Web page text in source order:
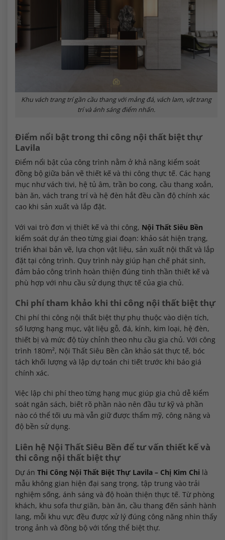
Khu vách trang trí gần cầu thang với mảng đá, vách lam, vật trang
trí và ánh sáng điểm nhấn.
Điểm nổi bật trong thi công nội thất biệt thự
Lavila
Điểm nổi bật của công trình nằm ở khả năng kiểm soát
đồng bộ giữa bản vẽ thiết kế và thi công thực tế. Các hạng
mục như vách tivi, hệ tủ âm, trần bo cong, cầu thang xoắn,
bàn ăn, vách trang trí và hệ đèn hắt đều cần độ chính xác
cao khi sản xuất và lắp đặt.
Với vai trò đơn vị thiết kế và thi công, Nội Thất Siêu Bền
kiểm soát dự án theo từng giai đoạn: khảo sát hiện trạng,
triển khai bản vẽ, lựa chọn vật liệu, sản xuất nội thất và lắp
đặt tại công trình. Quy trình này giúp hạn chế phát sinh,
đảm bảo công trình hoàn thiện đúng tinh thần thiết kế và
phù hợp với nhu cầu sử dụng thực tế của gia chủ.
Chi phí tham khảo khi thi công nội thất biệt thự
Chi phí thi công nội thất biệt thự phụ thuộc vào diện tích,
số lượng hạng mục, vật liệu gỗ, đá, kính, kim loại, hệ đèn,
thiết bị và mức độ tùy chỉnh theo nhu cầu gia chủ. Với công
trình 180m², Nội Thất Siêu Bền cần khảo sát thực tế, bóc
tách khối lượng và lập dự toán chi tiết trước khi báo giá
chính xác.
Việc lập chi phí theo từng hạng mục giúp gia chủ dễ kiểm
soát ngân sách, biết rõ phần nào nên đầu tư kỹ và phần
nào có thể tối ưu mà vẫn giữ được thẩm mỹ, công năng và
độ bền sử dụng.
Liên hệ Nội Thất Siêu Bền để tư vấn thiết kế và
thi công nội thất biệt thự
Dự án Thi Công Nội Thất Biệt Thự Lavila – Chị Kim Chi là
mẫu không gian hiện đại sang trọng, tập trung vào trải
nghiệm sống, ánh sáng và độ hoàn thiện thực tế. Từ phòng
khách, khu sofa thư giãn, bàn ăn, cầu thang đến sảnh hành
lang, mỗi khu vực đều được xử lý đúng công năng nhìn thấy
trong ảnh và đồng bộ với tổng thể biệt thự.